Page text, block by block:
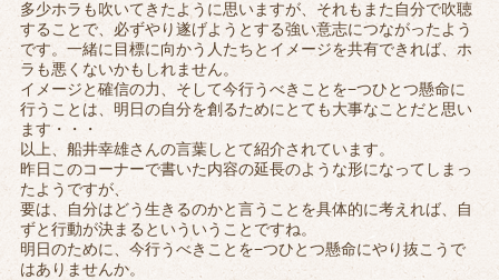
多少ホラも吹いてきたように思いますが、それもまた自分で吹聴
することで、必ずやり遂げようとする強い意志につながったよう
です。一緒に目標に向かう人たちとイメージを共有できれば、ホ
ラも悪くないかもしれません。
イメージと確信の力、そして今行うべきことを−つひとつ懸命に
行うことは、明日の自分を創るためにとても大事なことだと思い
ます・・・
以上、船井幸雄さんの言葉しとて紹介されています。
昨日このコーナーで書いた内容の延長のような形になってしまっ
たようですが、
要は、自分はどう生きるのかと言うことを具体的に考えれば、自
ずと行動が決まるといういうことですね。
明日のために、今行うべきことを−つひとつ懸命にやり抜こうで
はありませんか。